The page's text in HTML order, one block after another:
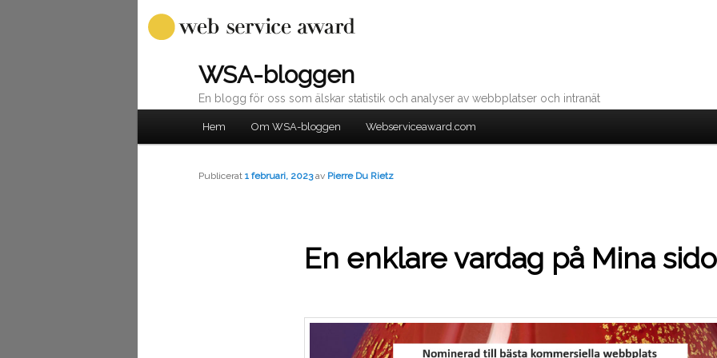
WSA-bloggen
En blogg för oss som älskar statistik och analyser av webbplatser och intranät
Hoppa
Hem Om WSA-bloggen Webserviceaward.com
En enklare vardag på Mina
Publicerat 1 februari, 2023 av Pierre Du Rietz